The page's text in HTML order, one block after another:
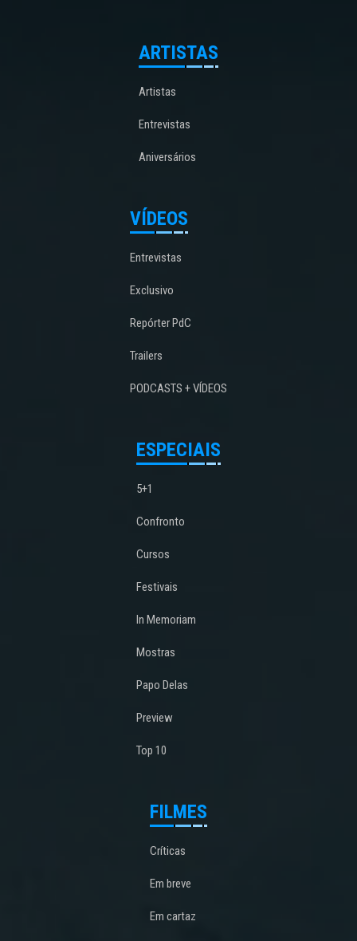
ARTISTAS
Artistas
Entrevistas
Aniversários
VÍDEOS
Entrevistas
Exclusivo
Repórter PdC
Trailers
PODCASTS + VÍDEOS
ESPECIAIS
5+1
Confronto
Cursos
Festivais
In Memoriam
Mostras
Papo Delas
Preview
Top 10
FILMES
Críticas
Em breve
Em cartaz